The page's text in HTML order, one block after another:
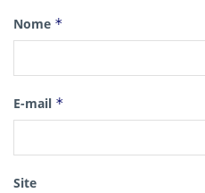
Nome *
E-mail *
Site